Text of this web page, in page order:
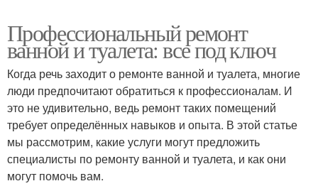
Профессиональный ремонт
ванной и туалета: все под ключ
Когда речь заходит о ремонте ванной и туалета, многие
люди предпочитают обратиться к профессионалам. И
это не удивительно, ведь ремонт таких помещений
требует определённых навыков и опыта. В этой статье
мы рассмотрим, какие услуги могут предложить
специалисты по ремонту ванной и туалета, и как они
могут помочь вам.